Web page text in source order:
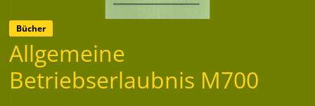
Bücher
Allgemeine
Betriebserlaubnis M700